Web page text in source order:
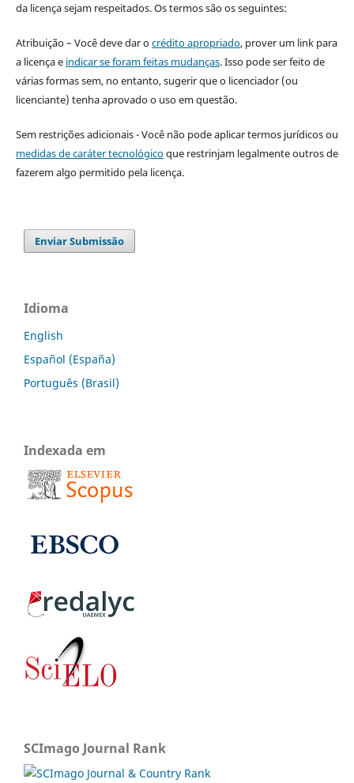
da licença sejam respeitados. Os termos são os seguintes:
Atribuição – Você deve dar ocrédito apropriado, prover um link para
a licença e indicar se foram feitas mudanças. Isso pode ser feito de
várias formas sem, no entanto, sugerir que o licenciador (ou
licenciante) tenha aprovado o uso em questão.
Sem restrições adicionais - Você não pode aplicar termos jurídicos ou
medidas de caráter tecnológicoque restrinjam legalmente outros de
fazerem algo permitido pela licença.
Enviar Submissão
Idioma
English
Español (España)
Português (Brasil)
Indexada em
SCImago Journal Rank